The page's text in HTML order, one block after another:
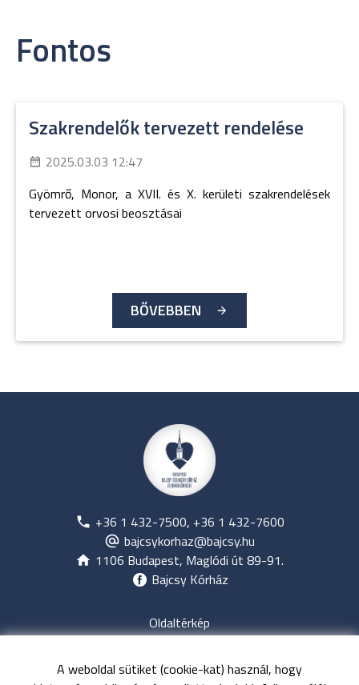
A weboldal sütiket (cookie-kat) használ, hogy
Fontos
Szakrendelők tervezett rendelése
2025.03.03 12:47
Gyömrő, Monor, a XVII. és X. kerületi szakrendelések
tervezett orvosi beosztásai
BŐVEBBEN
+36 1 432-7500, +36 1 432-7600
bajcsykorhaz@bajcsy.hu
1106 Budapest, Maglódi út 89-91.
Bajcsy Kórház
Oldaltérkép
Jogi nyilatkozat
Adatvédelem
Közérdekű adatok